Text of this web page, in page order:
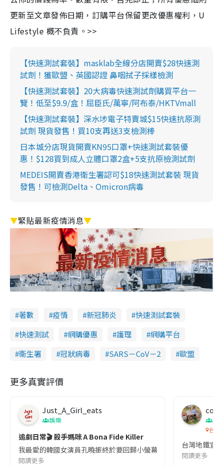
更新至文章發佈日期，訂購平台保留更改優惠權利，U
Lifestyle 概不負責。>>
【快速測試套裝】masklab全線分店開賣$28快速測
試劑！獲歐盟、英國認證 鼻咽拭子採樣檢測
【快速測試套裝】20大病毒快速測試劑購買平台一
覽！低至$9.9/盒！屈臣氏/萬寧/阿布泰/HKTVmall
【快速測試套裝】深水埗電子特賣城$15快速抗原測
試劑 現貨發售！買10支再送3支檢測棒
日本城分店現貨開賣KN95口罩+快速測試套裝優
惠！$128買到成人立體口罩2盒+5支抗原檢測試劑
MEDEIS開賣香港衛生署認可$18快速測試套裝 現貨
發售！可檢測Delta、Omicron病毒
▼緊貼最新疫情消息▼
著數 疫情 新冠肺炎
快速測試套裝
快速測試
網購優惠 護理
網購平台
衞生署
冠狀病毒 SARS－CoV－2 歐盟
更多真實評價
Just_A_Girl_eats
娛樂
追劇日常🎬 殺手媽咪 A Bona Fide Killer
我最愛的韓國女演員孔曉振終於要回歸小螢幕啦!這次的劇本改編
閱讀更多
co
吹
台灣
台灣地鐵宣
閱讀更多